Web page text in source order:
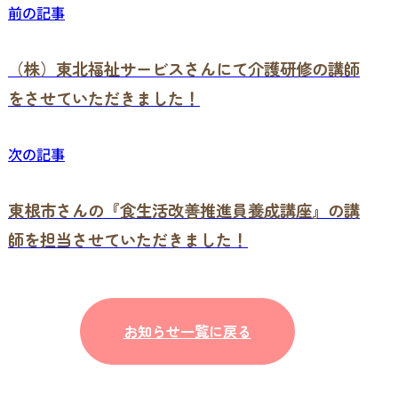
前の記事
（株）東北福祉サービスさんにて介護研修の講師
をさせていただきました！
次の記事
東根市さんの『食生活改善推進員養成講座』の講
師を担当させていただきました！
お知らせ一覧に戻る